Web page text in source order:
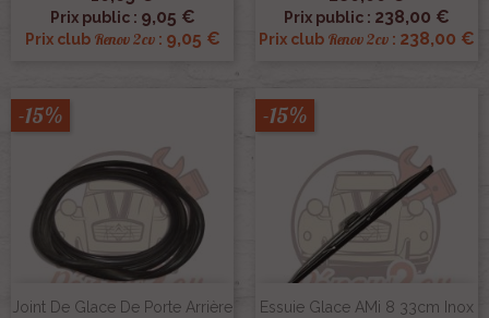
Prix public : 9,05 €
Prix club Renov 2cv: 9,05 €
Prix public : 238,00 €
Prix club Renov 2cv : 238,00 €
Joint De Glace De Porte Arrière
-15%
Essuie Glace AMi 8 33cm Inox
-15%